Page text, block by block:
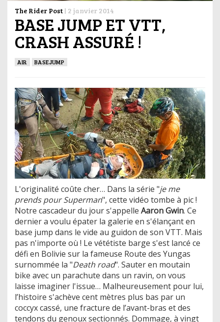
The Rider Post | 2 janvier 2014
BASE JUMP ET VTT,
CRASH ASSURÉ !
AIR BASEJUMP
L'originalité coûte cher… Dans la série "je me
prends pour Superman", cette vidéo tombe à pic !
Notre cascadeur du jour s'appelle Aaron Gwin. Ce
dernier a voulu épater la galerie en s'élançant en
base jump dans le vide au guidon de son VTT. Mais
pas n'importe où ! Le vététiste barge s'est lancé ce
défi en Bolivie sur la fameuse Route des Yungas
surnommée la "Death road". Sauter en moutain
bike avec un parachute dans un ravin, on vous
laisse imaginer l'issue… Malheureusement pour lui,
l’histoire s'achève cent mètres plus bas par un
coccyx cassé, une fracture de l’avant-bras et des
tendons du genoux sectionnés. Dommage, à vingt